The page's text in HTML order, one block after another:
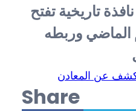
تاريخية تفتح
الماضي وربطه
عن المعادن
Share